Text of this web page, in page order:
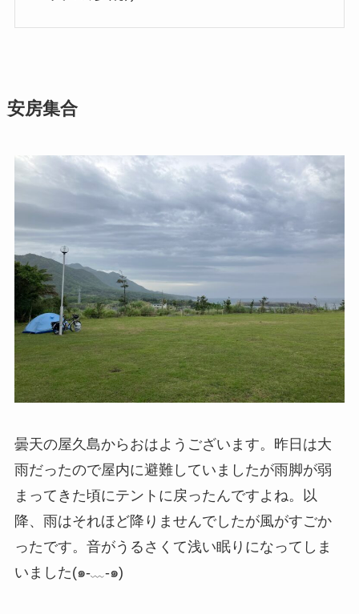
安房集合
曇天の屋久島からおはようございます。昨日は大
雨だったので屋内に避難していましたが雨脚が弱
まってきた頃にテントに戻ったんですよね。以
降、雨はそれほど降りませんでしたが風がすごか
ったです。音がうるさくて浅い眠りになってしま
いました(๑-﹏-๑)